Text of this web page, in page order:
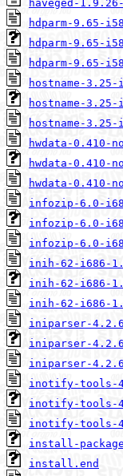
haveged-
hdparm-9.65-
hdparm-9.65-
hdparm-9.65-
hostname-
hostname-
hostname-
hwdata-0.410-
hwdata-0.410-
hwdata-0.410-
infozip-6.0-
infozip-6.0-
infozip-6.0-
inih-62-i686-
inih-62-i686-
inih-62-i686-
iniparser-
iniparser-
iniparser-
inotify-tools-
inotify-tools-
inotify-tools-
install-
install.end